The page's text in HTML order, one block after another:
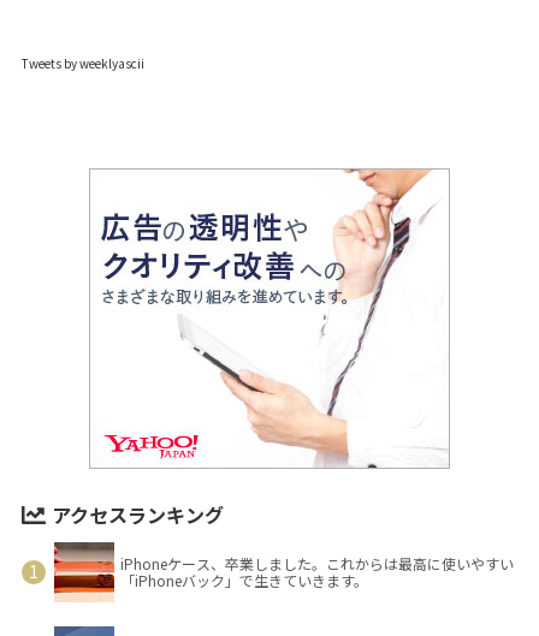
Tweets by weeklyascii
アクセスランキング
iPhoneケース、卒業しました。これからは最高に使いやすい
「iPhoneバック」で生きていきます。